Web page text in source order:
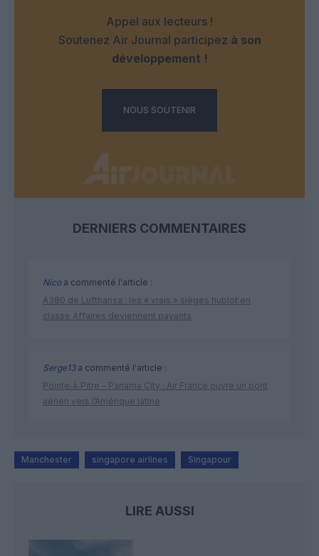
Appel aux lecteurs !
Soutenez Air Journal participez à son
développement !
NOUS SOUTENIR
DERNIERS COMMENTAIRES
Nicoa commenté l'article :
A380 de Lufthansa : les « vrais » sièges hublot en
classe Affaires deviennent payants
Serge13a commenté l'article :
Pointe‑à‑Pitre – Panama City : Air France ouvre un pont
aérien vers l’Amérique latine
Manchester singapore airlines Singapour
LIRE AUSSI